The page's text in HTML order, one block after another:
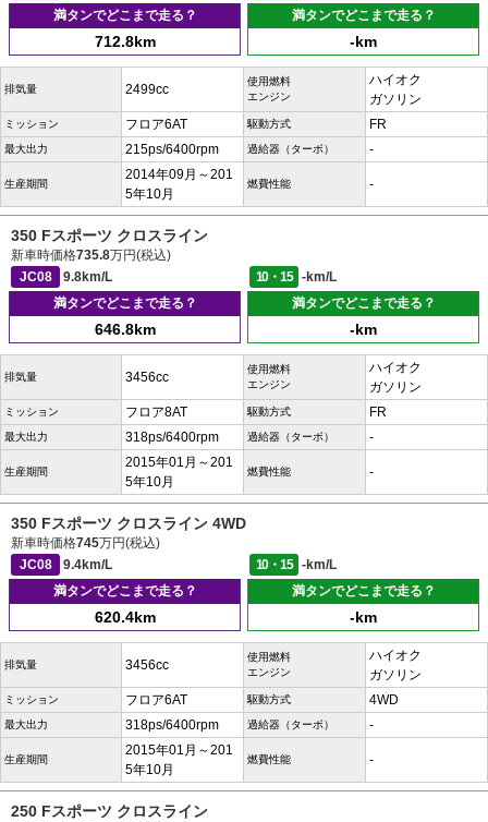
満タンでどこまで走る？
712.8km
満タンでどこまで走る？
-km
排気量 2499cc
使用燃料
エンジン
ハイオク
ガソリン
ミッション フロア6AT 駆動方式 FR
最大出力 215ps/6400rpm 過給器（ターボ） -
生産期間
2014年09月～201
5年10月
燃費性能 -
350 Fスポーツ クロスライン
新車時価格735.8万円(税込)
JC08
9.8km/L 10・15
-km/L
満タンでどこまで走る？
646.8km
満タンでどこまで走る？
-km
排気量 3456cc
使用燃料
エンジン
ハイオク
ガソリン
ミッション フロア8AT 駆動方式 FR
最大出力 318ps/6400rpm 過給器（ターボ） -
生産期間
2015年01月～201
5年10月
燃費性能 -
350 Fスポーツ クロスライン 4WD
新車時価格745万円(税込)
JC08
9.4km/L 10・15
-km/L
満タンでどこまで走る？
620.4km
満タンでどこまで走る？
-km
排気量 3456cc
使用燃料
エンジン
ハイオク
ガソリン
ミッション フロア6AT 駆動方式 4WD
最大出力 318ps/6400rpm 過給器（ターボ） -
生産期間
2015年01月～201
5年10月
燃費性能 -
250 Fスポーツ クロスライン